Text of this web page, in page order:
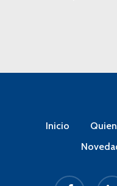
Inicio
facebook